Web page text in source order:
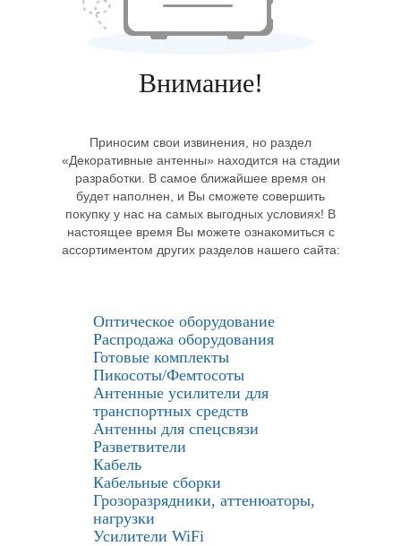
Внимание!
Приносим свои извинения, но раздел
«Декоративные антенны» находится на стадии
разработки. В самое ближайшее время он
будет наполнен, и Вы сможете совершить
покупку у нас на самых выгодных условиях! В
настоящее время Вы можете ознакомиться с
ассортиментом других разделов нашего сайта:
Оптическое оборудование
Распродажа оборудования
Готовые комплекты
Пикосоты/Фемтосоты
Антенные усилители для
транспортных средств
Антенны для спецсвязи
Разветвители
Кабель
Кабельные сборки
Грозоразрядники, аттенюаторы,
нагрузки
Усилители WiFi